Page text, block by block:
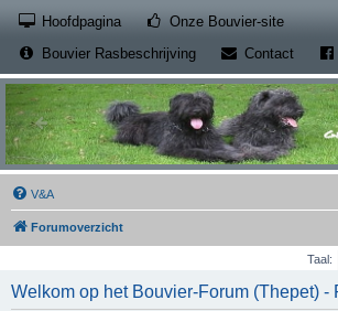
Hoofdpagina Onze Bouvier-site(Opens
Bouvier Rasbeschrijving
Contact
V&A
Forumoverzicht
Taal:
Welkom op het Bouvier-Forum (Thepet) -